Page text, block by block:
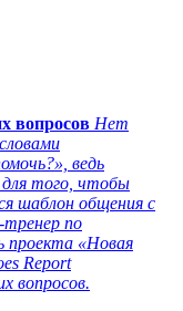
вопросов Нет
ведь
для того, чтобы
шаблон общения с
тренер по
«Новая
Report
вопросов.